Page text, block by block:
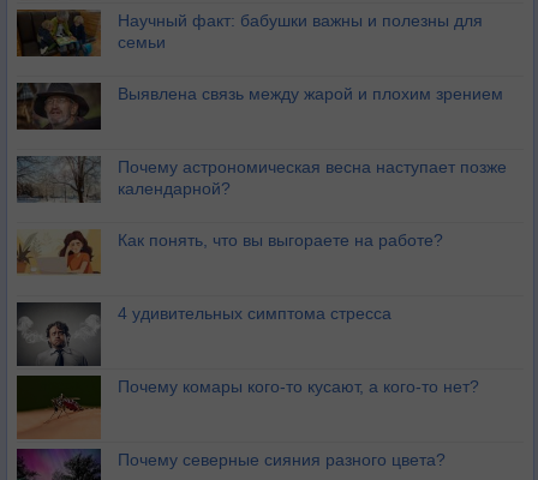
Научный факт: бабушки важны и полезны для
семьи
Выявлена связь между жарой и плохим зрением
Почему астрономическая весна наступает позже
календарной?
Как понять, что вы выгораете на работе?
4 удивительных симптома стресса
Почему комары кого-то кусают, а кого-то нет?
Почему северные сияния разного цвета?